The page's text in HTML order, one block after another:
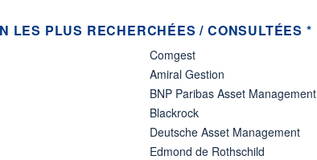
LES PLUS RECHERCHÉES / CONSULTÉES *
Comgest
Amiral Gestion
BNP Paribas Asset Management
Blackrock
Deutsche Asset Management
Edmond de Rothschild